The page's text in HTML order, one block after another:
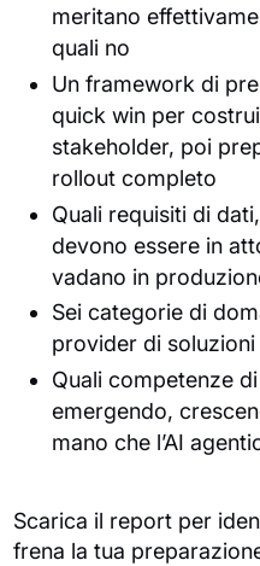
meritano
quali no
Un framework di
quick win per
stakeholder, poi
rollout completo
Quali requisiti di
devono essere in
vadano in
Sei categorie di
provider di soluzioni
Quali competenze
emergendo,
mano che l’AI
Scarica il report per
frena la tua